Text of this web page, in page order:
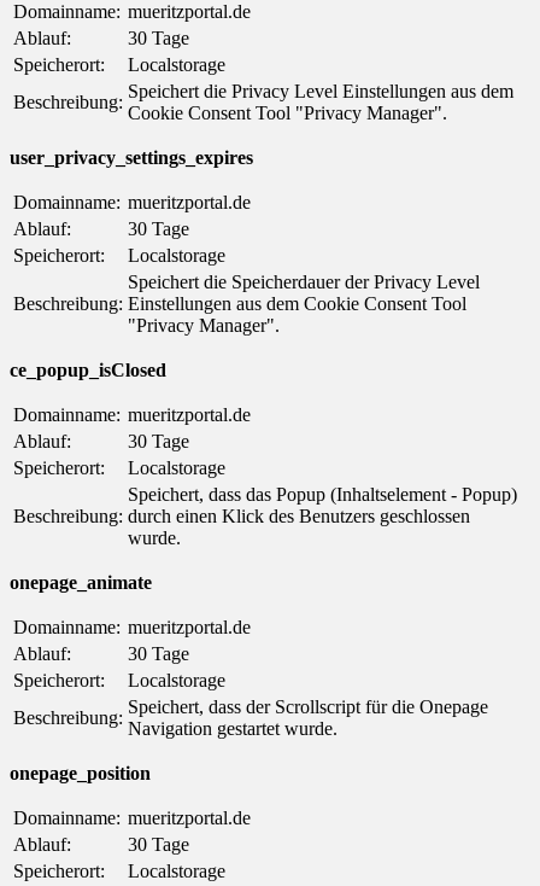
Domainname: mueritzportal.de
Ablauf:
30 Tage
Speicherort:
Localstorage
Beschreibung:
Speichert die Privacy Level Einstellungen aus dem
Cookie Consent Tool "Privacy Manager".
user_privacy_settings_expires
Domainname: mueritzportal.de
Ablauf:
30 Tage
Speicherort:
Localstorage
Beschreibung:
Speichert die Speicherdauer der Privacy Level
Einstellungen aus dem Cookie Consent Tool
"Privacy Manager".
ce_popup_isClosed
Domainname: mueritzportal.de
Ablauf:
30 Tage
Speicherort:
Localstorage
Beschreibung:
Speichert, dass das Popup (Inhaltselement - Popup)
durch einen Klick des Benutzers geschlossen
wurde.
onepage_animate
Domainname: mueritzportal.de
Ablauf:
30 Tage
Speicherort:
Localstorage
Beschreibung:
Speichert, dass der Scrollscript für die Onepage
Navigation gestartet wurde.
onepage_position
Domainname: mueritzportal.de
Ablauf:
30 Tage
Speicherort:
Localstorage